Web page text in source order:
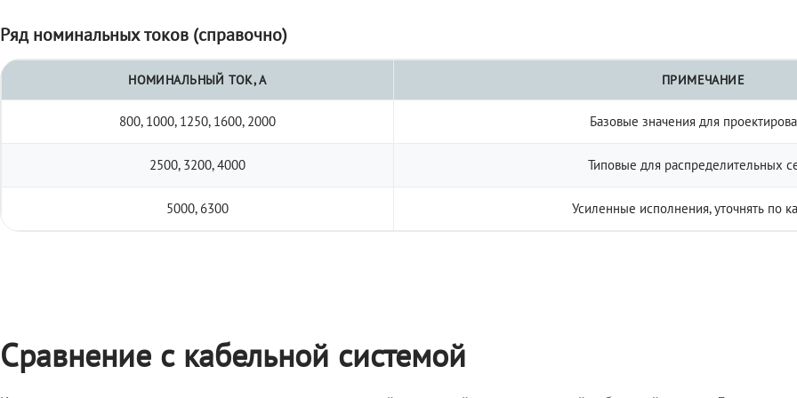
Ряд номинальных токов (справочно)
НОМИНАЛЬНЫЙ ТОК, А ПРИМЕЧАНИЕ
800, 1000, 1250, 1600, 2000 Базовые значения для
2500, 3200, 4000 Типовые для распределительных
5000, 6300 Усиленные исполнения, уточнять по
Сравнение с кабельной системой